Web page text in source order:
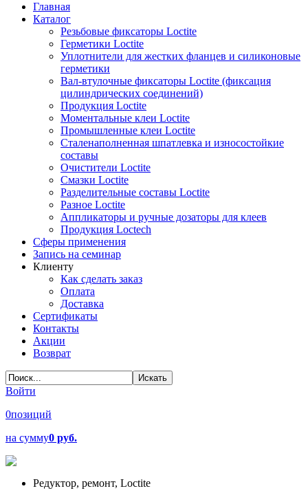
Главная
Каталог
Резьбовые фиксаторы Loctite
Герметики Loctite
Уплотнители для жестких фланцев и силиконовые
герметики
Вал-втулочные фиксаторы Loctite (фиксация
цилиндрических соединений)
Продукция Loctite
Моментальные клеи Loctite
Промышленные клеи Loctite
Сталенаполненная шпатлевка и износостойкие
составы
Очистители Loctite
Смазки Loctite
Разделительные составы Loctite
Разное Loctite
Аппликаторы и ручные дозаторы для клеев
Продукция Loctech
Сферы применения
Запись на семинар
Клиенту
Как сделать заказ
Оплата
Доставка
Сертификаты
Контакты
Акции
Возврат
Войти
0позиций
на сумму0 руб.
Редуктор, ремонт, Loctite